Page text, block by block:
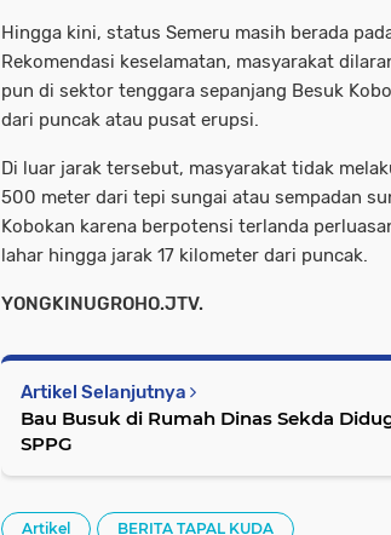
Hingga kini, status Semeru masih berada
Rekomendasi keselamatan, masyarakat
pun di sektor tenggara sepanjang Besuk
dari puncak atau pusat erupsi.
Di luar jarak tersebut, masyarakat tidak
500 meter dari tepi sungai atau sempadan
Kobokan karena berpotensi terlanda
lahar hingga jarak 17 kilometer dari puncak.
YONGKINUGROHO.JTV.
Artikel Selanjutnya
Bau Busuk di Rumah Dinas Sekda
SPPG
Artikel BERITA TAPAL KUDA